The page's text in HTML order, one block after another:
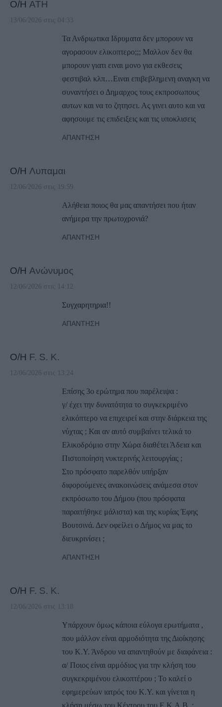
Ο/Η ATH
13/06/2026 στις 04:33
Τα Ανδριωτικα Ιδρυματα δεν μπορουν να
αγορασουν ελικοπτερο;;; Μαλλον δεν θα
μπορουν γιατι ειναι μονο για εκθεσεις
φεστιβαλ κλπ…Ειναι επιβεβλημενη αναγκη να
συναντήσει ο Δημαρχος τους εκπροσωπους
αυτων και να το ζητησει. Ας γινει αυτο και να
αφησουμε τις επιδειξεις και τις υποκλισεις
ΑΠΆΝΤΗΣΗ
Ο/Η Λυπαμαι
12/06/2026 στις 19:59
Αλήθεια ποιος θα μας απαντήσει που ήταν
ανήμερα την πρωτοχρονιά?
ΑΠΆΝΤΗΣΗ
Ο/Η Ανώνυμος
12/06/2026 στις 14:12
Συγχαρητηρια!!
ΑΠΆΝΤΗΣΗ
Ο/Η F. S. K.
12/06/2026 στις 13:24
Επίσης 3ο ερώτημα που παρέλειψα :
γ/ έχει την δυνατότητα το συγκεκριμένο
ελικόπτερο να επιχειρεί και στην διάρκεια της
νύχτας ; Και αν αυτό συμβαίνει τελικά το
Ελικοδρόμιο στην Χώρα διαθέτει Άδεια και
Πιστοποίηση νυκτερινής λειτουργίας ;
Στο πρόσφατο παρελθόν υπήρξαν
διφορούμενες ανακοινώσεις ανάμεσα στον
εκπρόσωπο του Δήμου (που πρόσφατα
παραιτήθηκε μάλιστα) και της κυρίας Έφης
Βουτσινά. Δεν οφείλει ο Δήμος να μας το
διευκρινίσει ;
ΑΠΆΝΤΗΣΗ
Ο/Η F. S. K.
12/06/2026 στις 13:18
Υπάρχουν όμως κάποια εύλογα ερωτήματα ,
που μάλλον είναι αρμοδιότητα της Διοίκησης
του Κ.Υ. Άνδρου να απαντηθούν με διαφάνεια :
α/ Ποιος είναι αρμόδιος για την κλήση του
συγκεκριμένου ελικοπτέρου ; Το καλεί ο
εφημερεύων ιατρός του Κ.Υ. και γίνεται η
κλήση μέσω του Κέντρου του Ε.Κ.Α.Β. ;